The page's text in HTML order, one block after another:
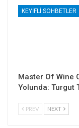
KEYIFLI SOHBETLER
Master Of Wine
Yolunda: Turgut
PREV NEXT